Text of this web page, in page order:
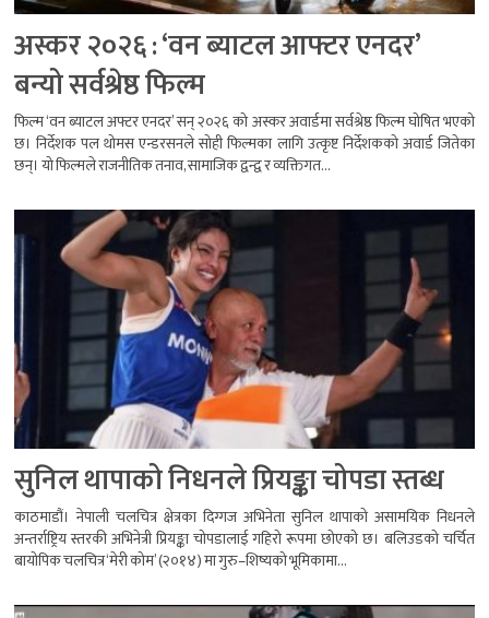
अस्कर २०२६ : ‘वन ब्याटल आफ्टर एनदर’
बन्यो सर्वश्रेष्ठ फिल्म
फिल्म ‘वन ब्याटल अफ्टर एनदर’ सन् २०२६ को अस्कर अवार्डमा सर्वश्रेष्ठ फिल्म घोषित भएको
छ। निर्देशक पल थोमस एन्डरसनले सोही फिल्मका लागि उत्कृष्ट निर्देशकको अवार्ड जितेका
छन्। यो फिल्मले राजनीतिक तनाव, सामाजिक द्वन्द्व र व्यक्तिगत...
सुनिल थापाको निधनले प्रियङ्का चोपडा स्तब्ध
काठमाडौं। नेपाली चलचित्र क्षेत्रका दिग्गज अभिनेता सुनिल थापाको असामयिक निधनले
अन्तर्राष्ट्रिय स्तरकी अभिनेत्री प्रियङ्का चोपडालाई गहिरो रूपमा छोएको छ। बलिउडको चर्चित
बायोपिक चलचित्र ‘मेरी कोम’ (२०१४) मा गुरु–शिष्यको भूमिकामा...